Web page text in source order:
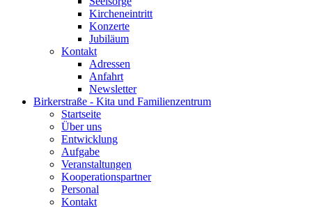
Kircheneintritt
Konzerte
Jubiläum
Kontakt
Adressen
Anfahrt
Newsletter
Birkerstraße - Kita und Familienzentrum
Startseite
Über uns
Entwicklung
Aufgabe
Veranstaltungen
Kooperationspartner
Personal
Kontakt